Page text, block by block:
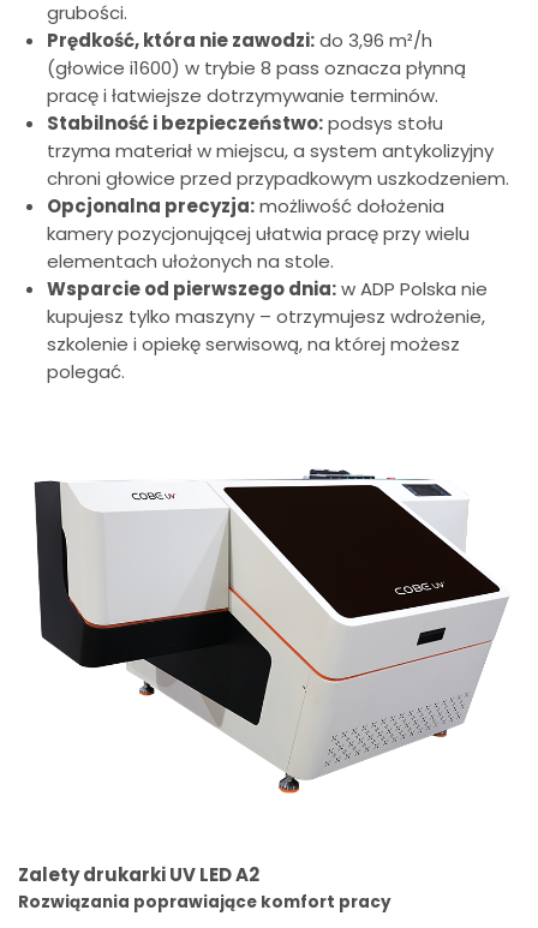
grubości.
Prędkość, która nie zawodzi:do 3,96 m²/h
(głowice i1600) w trybie 8 pass oznacza płynną
pracę i łatwiejsze dotrzymywanie terminów.
Stabilność i bezpieczeństwo:podsys stołu
trzyma materiał w miejscu, a system antykolizyjny
chroni głowice przed przypadkowym uszkodzeniem.
Opcjonalna precyzja:możliwość dołożenia
kamery pozycjonującej ułatwia pracę przy wielu
elementach ułożonych na stole.
Wsparcie od pierwszego dnia:w ADP Polska nie
kupujesz tylko maszyny – otrzymujesz wdrożenie,
szkolenie i opiekę serwisową, na której możesz
polegać.
Zalety drukarki UV LED A2
Rozwiązania poprawiające komfort pracy